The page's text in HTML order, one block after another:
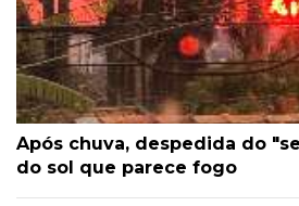
Após chuva, despedida do
do sol que parece fogo